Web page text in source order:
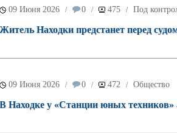
09 Июня 2026 / 0 / 475 / Под
Житель Находки предстанет перед
09 Июня 2026 / 0 / 472 / Общество
В Находке у «Станции юных